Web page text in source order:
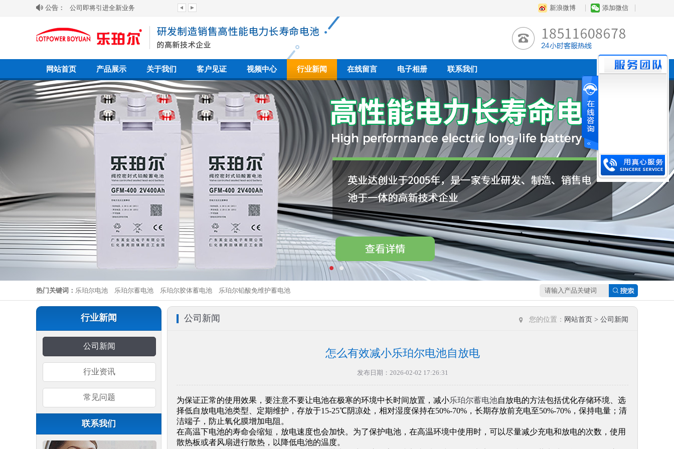
公告： 公司即将引进全新业务 新浪微博 添加微信
网站首页 产品展示 关于我们 客户见证 视频中心 行业新闻 在线留言 电子相册 联系我们
热门关键词： 乐珀尔电池 乐珀尔蓄电池 乐珀尔胶体蓄电池 乐珀尔铅酸免维护蓄电池
行业新闻
公司新闻
行业资讯
常见问题
联系我们
公司新闻 网站首页 > 公司新闻
您的位置：
怎么有效减小乐珀尔电池自放电
发布日期：2026-02-02 17:26:31
为保证正常的使用效果，要注意不要让电池在极寒的环境中长时间放置，减小乐珀尔蓄电池自放电的方法包括优化存储环境、选
择低自放电电池类型、定期维护，存放于15-25℃阴凉处，相对湿度保持在50%-70%，长期存放前充电至50%-70%，保持电量；清
洁端子，防止氧化膜增加电阻。
在高温下电池的寿命会缩短，放电速度也会加快。为了保护电池，在高温环境中使用时，可以尽量减少充电和放电的次数，使用
散热板或者风扇进行散热，以降低电池的温度。